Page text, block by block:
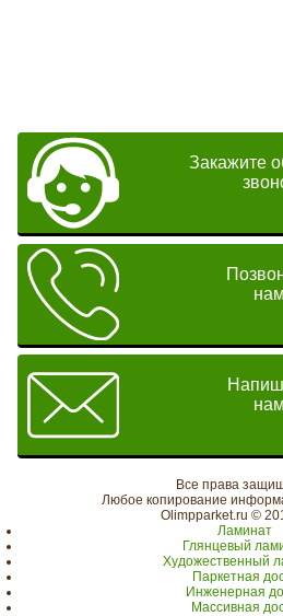
Закажите
нам
нам
Все права
Любое копирование
Olimpparket.ru ©
Ламинат
Глянцевый
Художественный
Паркетная
Инженерная
Массивная